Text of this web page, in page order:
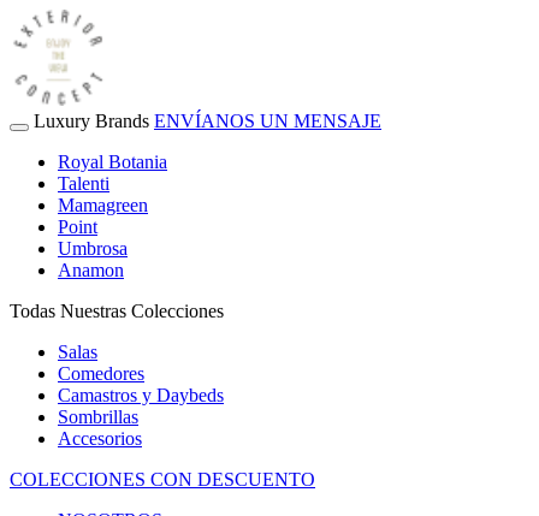
Luxury Brands ENVÍANOS UN MENSAJE
Royal Botania
Talenti
Mamagreen
Point
Umbrosa
Anamon
Todas Nuestras Colecciones
Salas
Comedores
Camastros y Daybeds
Sombrillas
Accesorios
COLECCIONES CON DESCUENTO